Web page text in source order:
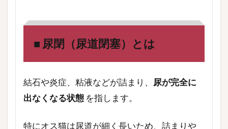
■ 尿閉（尿道閉塞）とは
結石や炎症、粘液などが詰まり、 尿が完全に
出なくなる状態 を指します。
特にオス猫は尿道が細く長いため、詰まりや